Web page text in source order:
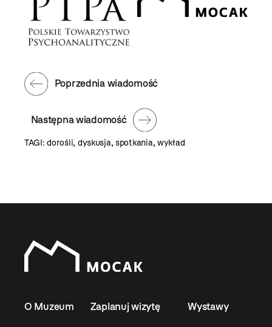
Następna wiadomość
Poprzednia wiadomość
TAGI:dorośli, dyskusja,spotkania, wykład
O Muzeum Zaplanuj wizytę Wystawy